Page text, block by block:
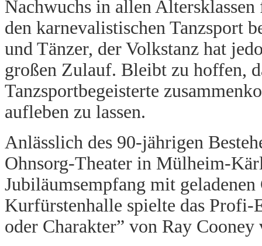
Nachwuchs in allen
den karnevalistischen Tanzsport
und Tänzer, der Volkstanz hat
großen Zulauf. Bleibt zu hoffen,
Tanzsportbegeisterte
aufleben zu lassen.
Anlässlich des 90-jährigen
Ohnsorg-Theater in Mülheim-
Jubiläumsempfang mit
Kurfürstenhalle spielte das
oder Charakter” von Ray